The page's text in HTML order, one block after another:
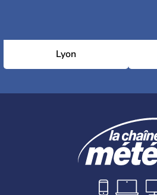
Lyon